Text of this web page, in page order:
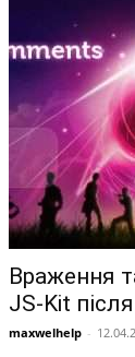
Враження
JS-Kit
maxwelhelp -